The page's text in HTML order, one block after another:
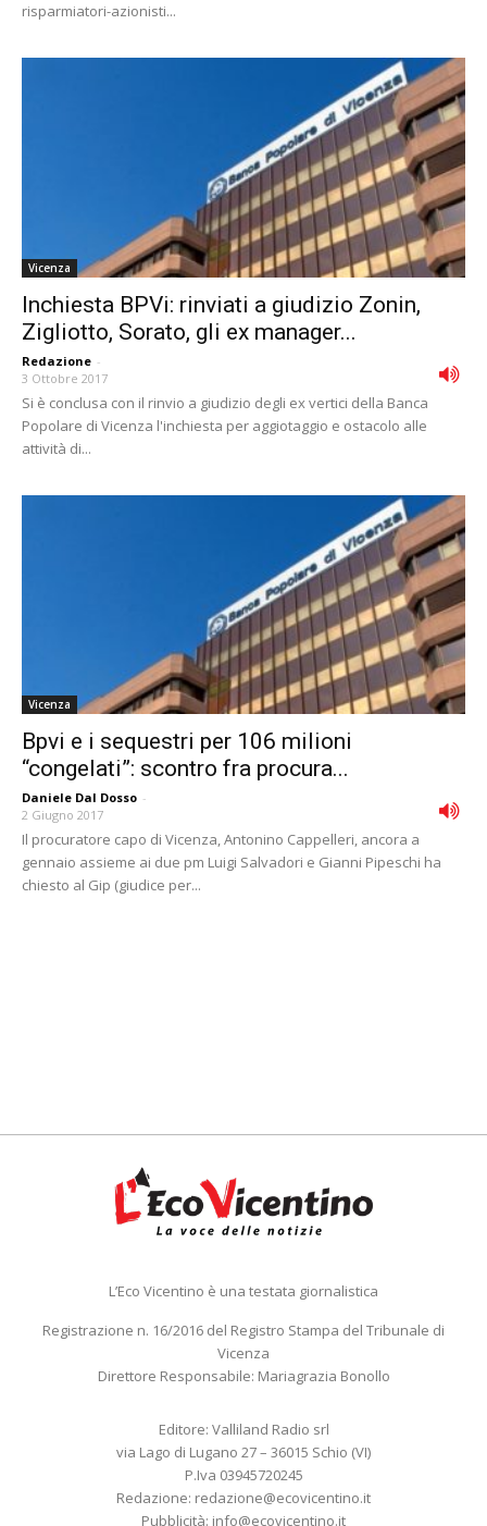
risparmiatori-azionisti...
Vicenza
Inchiesta BPVi: rinviati a giudizio Zonin,
Zigliotto, Sorato, gli ex manager...
Redazione -
3 Ottobre 2017
Si è conclusa con il rinvio a giudizio degli ex vertici della Banca
Popolare di Vicenza l'inchiesta per aggiotaggio e ostacolo alle
attività di...
Vicenza
Bpvi e i sequestri per 106 milioni
“congelati”: scontro fra procura...
Daniele Dal Dosso -
2 Giugno 2017
Il procuratore capo di Vicenza, Antonino Cappelleri, ancora a
gennaio assieme ai due pm Luigi Salvadori e Gianni Pipeschi ha
chiesto al Gip (giudice per...
L’Eco Vicentino è una testata giornalistica
Registrazione n. 16/2016 del Registro Stampa del Tribunale di
Vicenza
Direttore Responsabile: Mariagrazia Bonollo
Editore: Valliland Radio srl
via Lago di Lugano 27 – 36015 Schio (VI)
P.Iva 03945720245
Redazione: redazione@ecovicentino.it
Pubblicità: info@ecovicentino.it